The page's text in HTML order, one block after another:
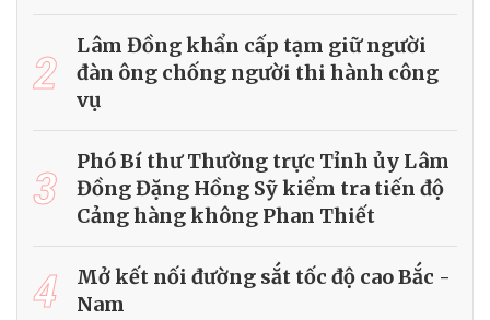
2
Lâm Đồng khẩn cấp tạm giữ người
đàn ông chống người thi hành công
vụ
3
Phó Bí thư Thường trực Tỉnh ủy Lâm
Đồng Đặng Hồng Sỹ kiểm tra tiến độ
Cảng hàng không Phan Thiết
4
Mở kết nối đường sắt tốc độ cao Bắc -
Nam